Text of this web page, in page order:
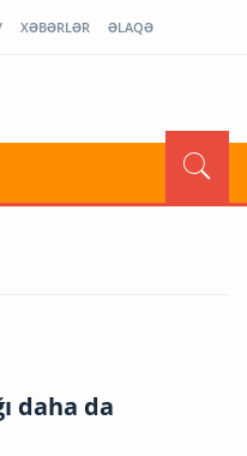
XƏBƏRLƏR ƏLAQƏ
daha da